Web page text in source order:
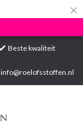
×
Beste kwaliteit
info@roelofsstoffen.nl